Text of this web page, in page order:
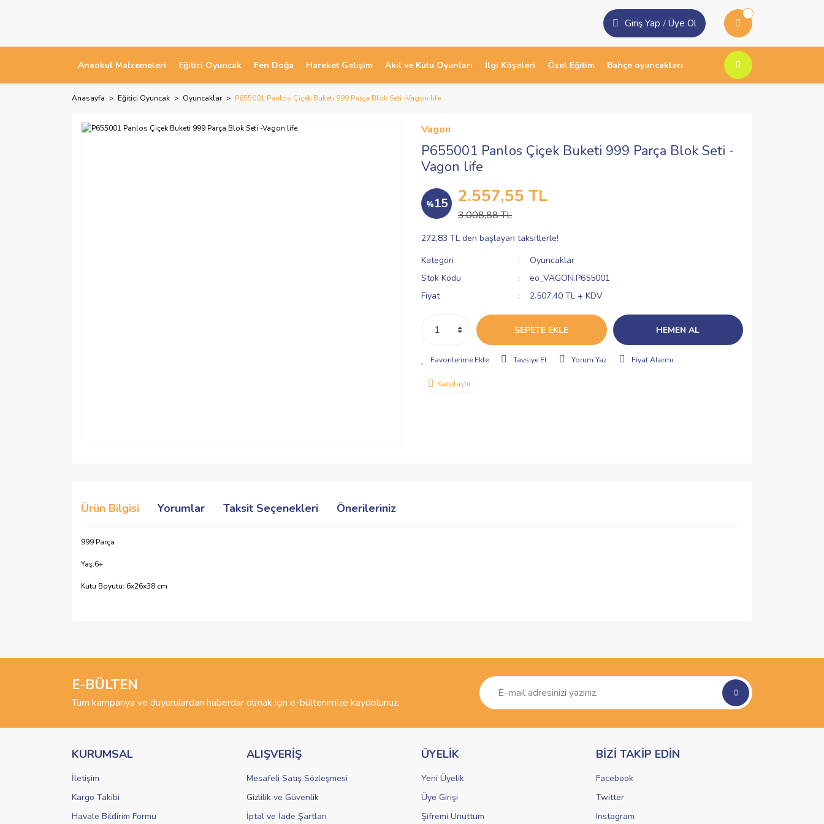
Giriş Yap / Üye Ol
Anaokul Malzemeleri Eğitici Oyuncak Fen Doğa Hareket Gelişim Akıl ve Kutu Oyunları İlgi Köşeleri Özel Eğitim Bahçe oyuncakları
Anasayfa Eğitici Oyuncak Oyuncaklar P655001 Panlos Çiçek Buketi 999 Parça Blok Seti -Vagon life
Vagon
P655001 Panlos Çiçek Buketi 999 Parça Blok Seti -
Vagon life
%15 2.557,55 TL
3.008,88 TL
272,83 TL den başlayan taksitlerle!
Kategori
Oyuncaklar
Stok Kodu
eo_VAGON.P655001
Fiyat
2.507,40 TL + KDV
SEPETE EKLE HEMEN AL
Tavsiye Et Yorum Yaz Fiyat Alarmı
Karşılaştır
Ürün Bilgisi Yorumlar Taksit Seçenekleri Önerileriniz
999 Parça
Yaş:6+
Kutu Boyutu: 6x26x38 cm
Ürün resmi kalitesiz, bozuk veya görüntülenemiyor.
Bu ürüne benzer farklı alternatifler olmalı.
E-BÜLTEN
Tüm kampanya ve duyurulardan haberdar olmak için e-bültenimize kaydolunuz.
KURUMSAL
İletişim
Kargo Takibi
Havale Bildirim Formu
ALIŞVERİŞ
Mesafeli Satış Sözleşmesi
Gizlilik ve Güvenlik
İptal ve İade Şartları
ÜYELİK
Yeni Üyelik
Üye Girişi
Şifremi Unuttum
BİZİ TAKİP EDİN
Facebook
Twitter
Instagram